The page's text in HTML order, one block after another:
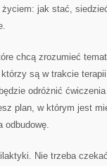
życiem: jak stać,
chcą zrozumieć
są w trakcie
odróżnić
plan, w którym jest
odbudowę.
Nie trzeba